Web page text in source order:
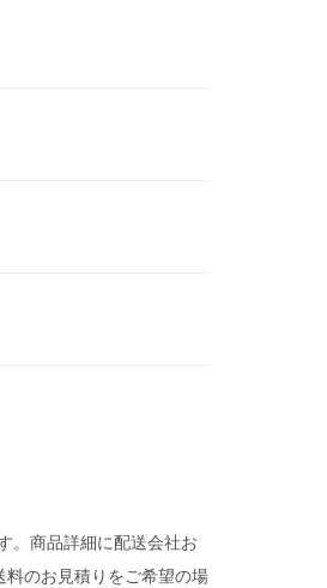
。商品詳細に配送会社お
のお見積りをご希望の場